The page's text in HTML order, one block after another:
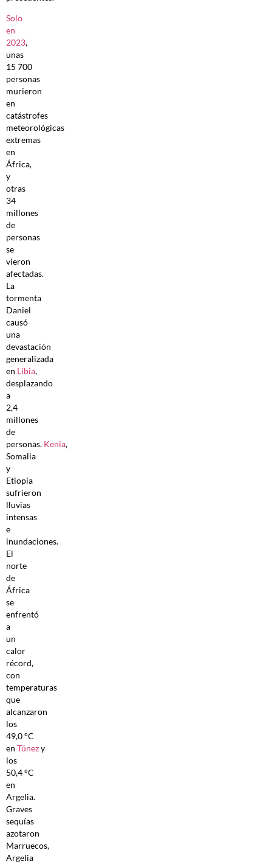
Solo
en
2023,
unas
15 700
personas
murieron
en
catástrofes
meteorológicas
extremas
en
África,
y
otras
34
millones
de
personas
se
vieron
afectadas.
La
tormenta
Daniel
causó
una
devastación
generalizada
en Libia,
desplazando
a
2,4
millones
de
personas. Kenia,
Somalia
y
Etiopía
sufrieron
lluvias
intensas
e
inundaciones.
El
norte
de
África
se
enfrentó
a
un
calor
récord,
con
temperaturas
que
alcanzaron
los
49,0 °C
en Túnezy
los
50,4 °C
en
Argelia.
Graves
sequías
azotaron
Marruecos,
Argelia